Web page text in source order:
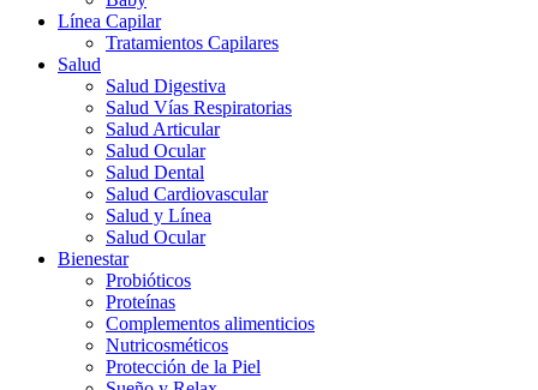
Línea Capilar
Tratamientos Capilares
Salud
Salud Digestiva
Salud Vías Respiratorias
Salud Articular
Salud Ocular
Salud Dental
Salud Cardiovascular
Salud y Línea
Salud Ocular
Bienestar
Probióticos
Proteínas
Complementos alimenticios
Nutricosméticos
Protección de la Piel